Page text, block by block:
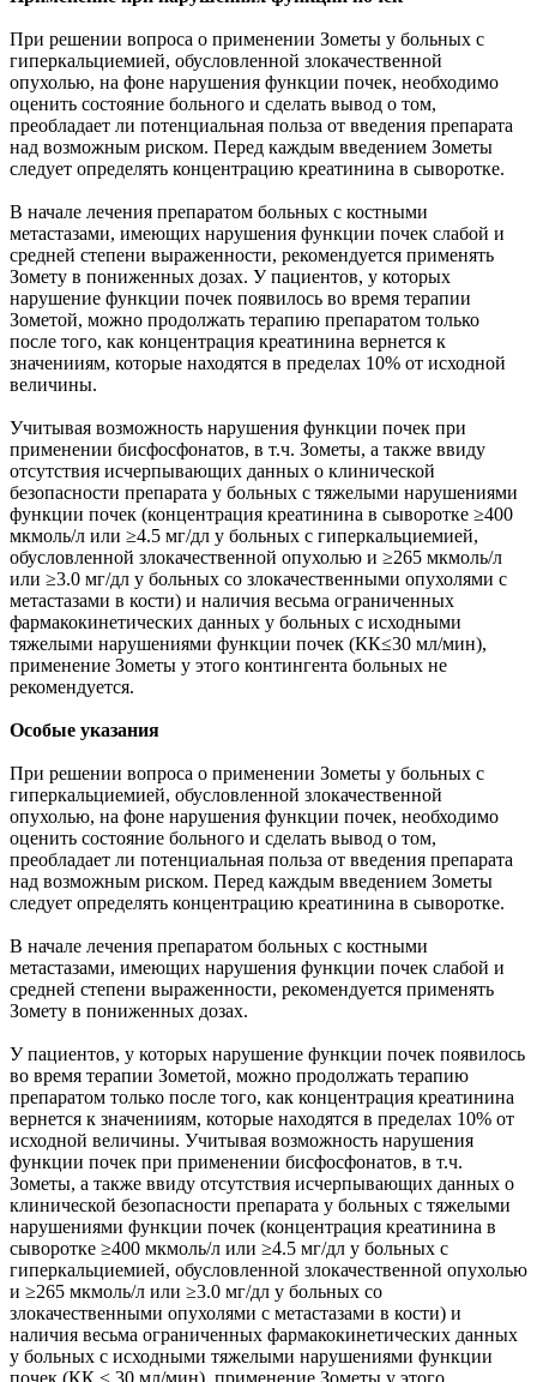
При решении вопроса о применении Зометы у больных с
гиперкальциемией, обусловленной злокачественной
опухолью, на фоне нарушения функции почек, необходимо
оценить состояние больного и сделать вывод о том,
преобладает ли потенциальная польза от введения препарата
над возможным риском. Перед каждым введением Зометы
следует определять концентрацию креатинина в сыворотке.
В начале лечения препаратом больных с костными
метастазами, имеющих нарушения функции почек слабой и
средней степени выраженности, рекомендуется применять
Зомету в пониженных дозах. У пациентов, у которых
нарушение функции почек появилось во время терапии
Зометой, можно продолжать терапию препаратом только
после того, как концентрация креатинина вернется к
значенииям, которые находятся в пределах 10% от исходной
величины.
Учитывая возможность нарушения функции почек при
применении бисфосфонатов, в т.ч. Зометы, а также ввиду
отсутствия исчерпывающих данных о клинической
безопасности препарата у больных с тяжелыми нарушениями
функции почек (концентрация креатинина в сыворотке ≥400
мкмоль/л или ≥4.5 мг/дл у больных с гиперкальциемией,
обусловленной злокачественной опухолью и ≥265 мкмоль/л
или ≥3.0 мг/дл у больных со злокачественными опухолями с
метастазами в кости) и наличия весьма ограниченных
фармакокинетических данных у больных с исходными
тяжелыми нарушениями функции почек (КК≤30 мл/мин),
применение Зометы у этого контингента больных не
рекомендуется.
Особые указания
При решении вопроса о применении Зометы у больных с
гиперкальциемией, обусловленной злокачественной
опухолью, на фоне нарушения функции почек, необходимо
оценить состояние больного и сделать вывод о том,
преобладает ли потенциальная польза от введения препарата
над возможным риском. Перед каждым введением Зометы
следует определять концентрацию креатинина в сыворотке.
В начале лечения препаратом больных с костными
метастазами, имеющих нарушения функции почек слабой и
средней степени выраженности, рекомендуется применять
Зомету в пониженных дозах.
У пациентов, у которых нарушение функции почек появилось
во время терапии Зометой, можно продолжать терапию
препаратом только после того, как концентрация креатинина
вернется к значенииям, которые находятся в пределах 10% от
исходной величины. Учитывая возможность нарушения
функции почек при применении бисфосфонатов, в т.ч.
Зометы, а также ввиду отсутствия исчерпывающих данных о
клинической безопасности препарата у больных с тяжелыми
нарушениями функции почек (концентрация креатинина в
сыворотке ≥400 мкмоль/л или ≥4.5 мг/дл у больных с
гиперкальциемией, обусловленной злокачественной опухолью
и ≥265 мкмоль/л или ≥3.0 мг/дл у больных со
злокачественными опухолями с метастазами в кости) и
наличия весьма ограниченных фармакокинетических данных
у больных с исходными тяжелыми нарушениями функции
почек (КК ≤ 30 мл/мин), применение Зометы у этого